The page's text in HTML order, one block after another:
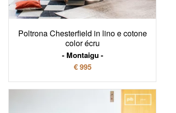
Poltrona Chesterfield in lino e cotone
color écru
Montaigu
€ 995